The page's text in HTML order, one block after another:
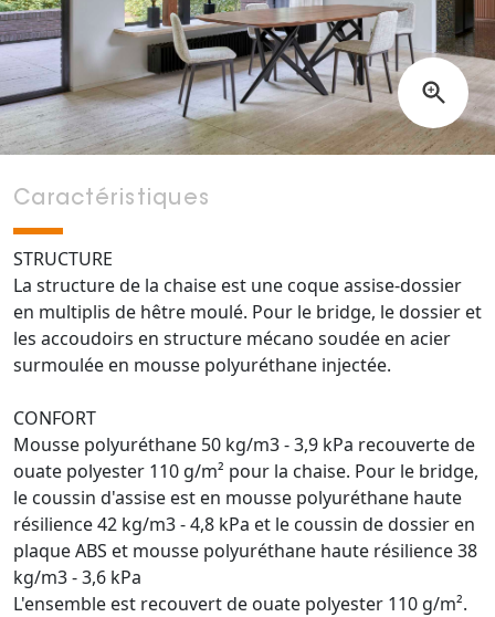
Caractéristiques
STRUCTURE
La structure de la chaise est une coque assise-dossier
en multiplis de hêtre moulé. Pour le bridge, le dossier et
les accoudoirs en structure mécano soudée en acier
surmoulée en mousse polyuréthane injectée.
CONFORT
Mousse polyuréthane 50 kg/m3 - 3,9 kPa recouverte de
ouate polyester 110 g/m² pour la chaise. Pour le bridge,
le coussin d'assise est en mousse polyuréthane haute
résilience 42 kg/m3 - 4,8 kPa et le coussin de dossier en
plaque ABS et mousse polyuréthane haute résilience 38
kg/m3 - 3,6 kPa
L'ensemble est recouvert de ouate polyester 110 g/m².